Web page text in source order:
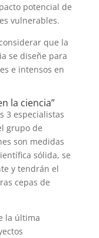
potencial de
vulnerables.
que la
se diseñe para
e intensos en
la ciencia”
3 especialistas
grupo de
son medidas
sólida, se
y tendrán el
cepas de
la última